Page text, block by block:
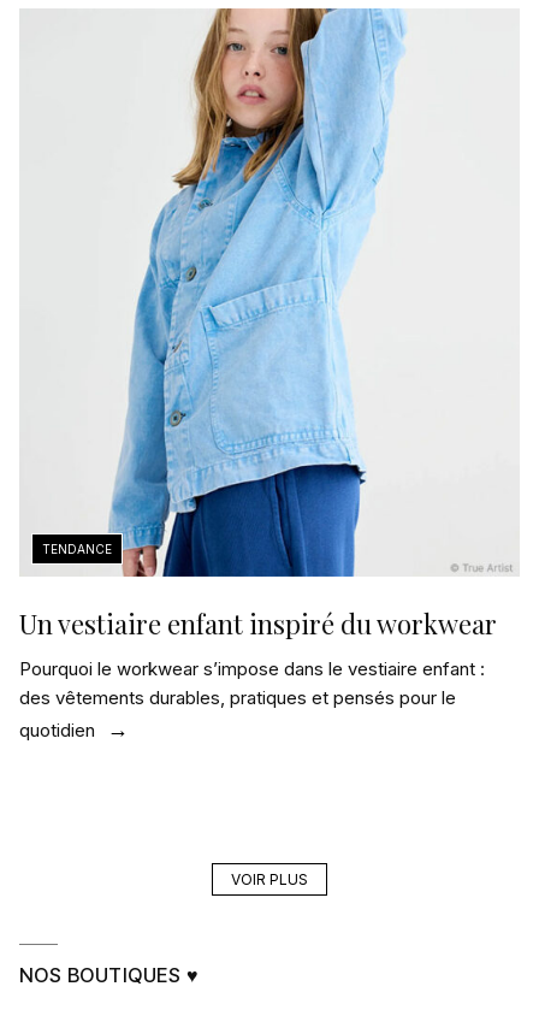
Un vestiaire enfant inspiré du workwear
Pourquoi le workwear s’impose dans le vestiaire enfant :
des vêtements durables, pratiques et pensés pour le
quotidien
VOIR PLUS
NOS BOUTIQUES ♥